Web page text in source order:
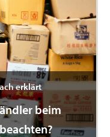
erklärt
beim